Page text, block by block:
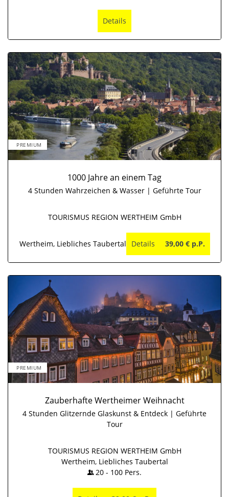
Details
PREMIUM
1000 Jahre an einem Tag
4 Stunden Wahrzeichen & Wasser | Geführte Tour
TOURISMUS REGION WERTHEIM GmbH
Wertheim, Liebliches Taubertal Details 39,00 € p.P.
PREMIUM
Zauberhafte Wertheimer Weihnacht
4 Stunden Glitzernde Glaskunst & Entdeck | Geführte
Tour
TOURISMUS REGION WERTHEIM GmbH
Wertheim, Liebliches Taubertal
20 - 100 Pers.